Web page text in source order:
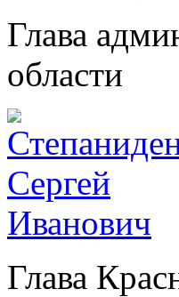
Глава
области
Глава